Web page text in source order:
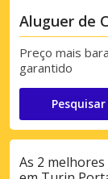
Aluguer de
Preço mais
garantido
Pesquisar
As 2